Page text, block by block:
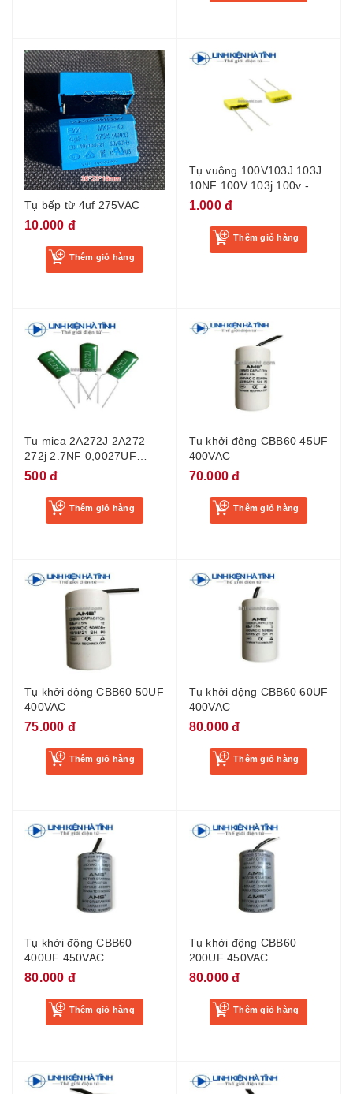
Tụ bếp từ 4uf 275VAC
10.000 đ
Thêm giỏ hàng
Tụ vuông 100V103J 103J
10NF 100V 103j 100v -
BD3
1.000 đ
Thêm giỏ hàng
Tụ mica 2A272J 2A272
272j 2.7NF 0,0027UF
100V
500 đ
Thêm giỏ hàng
Tụ khởi động CBB60 45UF
400VAC
70.000 đ
Thêm giỏ hàng
Tụ khởi động CBB60 50UF
400VAC
75.000 đ
Thêm giỏ hàng
Tụ khởi động CBB60 60UF
400VAC
80.000 đ
Thêm giỏ hàng
Tụ khởi động CBB60
400UF 450VAC
80.000 đ
Thêm giỏ hàng
Tụ khởi động CBB60
200UF 450VAC
80.000 đ
Thêm giỏ hàng